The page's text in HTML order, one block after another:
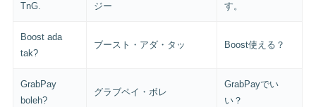
TnG.
ジー
す。
Boost ada
tak?
ブースト・アダ・タッ Boost使える？
GrabPay
boleh?
グラブペイ・ボレ
GrabPayでい
い？